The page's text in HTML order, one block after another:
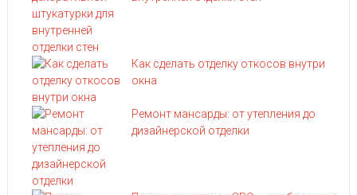
Как сделать отделку откосов внутри
окна
Ремонт мансарды: от утепления до
дизайнерской отделки